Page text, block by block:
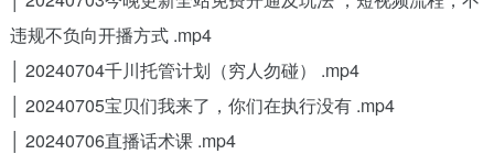
违规不负向开播方式 .mp4
│ 20240704千川托管计划（穷人勿碰） .mp4
│ 20240705宝贝们我来了，你们在执行没有 .mp4
│ 20240706直播话术课 .mp4